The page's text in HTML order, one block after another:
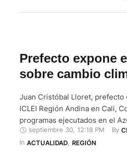
Prefecto expone
sobre cambio
Juan Cristóbal Lloret, prefecto
ICLEI Región Andina en Cali,
programas ejecutados en el
ejemplo, Lloret se refirió al
es una iniciativa de
septiembre 30 12:18 PM By
In ACTUALIDAD, REGIÓN